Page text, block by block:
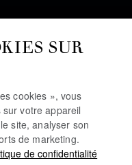
SUR
cookies », vous
votre appareil
site, analyser son
de marketing.
de confidentialité